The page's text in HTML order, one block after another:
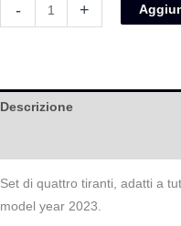
- +
Descrizione
Set di quattro tiranti, adatti a
model year 2023.